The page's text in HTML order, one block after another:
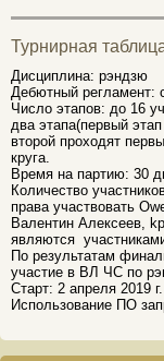
Турнирная
Дисциплина: рэндзю
Дебютный регламент:
Число этапов: до 16
два этапа(первый
второй проходят
круга.
Время на партию: 30
Количество
права участвовать
Валентин Алексеев,
являются
По результатам
участие в ВЛ ЧС по
Старт: 2 апреля 2019 г.
Использование ПО